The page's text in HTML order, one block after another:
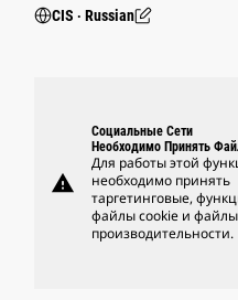
CIS ‧ Russian
warning
Социальные Сети
Необходимо Принять
Для работы этой
необходимо принять
таргетинговые,
файлы cookie и
производительности.